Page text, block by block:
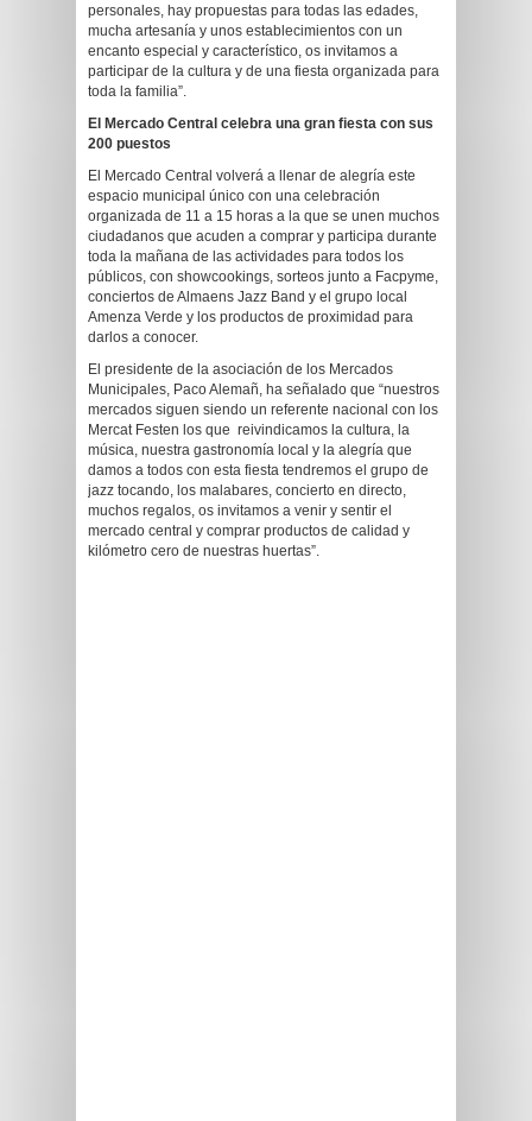
personales, hay propuestas para todas las edades,
mucha artesanía y unos establecimientos con un
encanto especial y característico, os invitamos a
participar de la cultura y de una fiesta organizada para
toda la familia”.
El Mercado Central celebra una gran fiesta con sus
200 puestos
El Mercado Central volverá a llenar de alegría este
espacio municipal único con una celebración
organizada de 11 a 15 horas a la que se unen muchos
ciudadanos que acuden a comprar y participa durante
toda la mañana de las actividades para todos los
públicos, con showcookings, sorteos junto a Facpyme,
conciertos de Almaens Jazz Band y el grupo local
Amenza Verde y los productos de proximidad para
darlos a conocer.
El presidente de la asociación de los Mercados
Municipales, Paco Alemañ, ha señalado que “nuestros
mercados siguen siendo un referente nacional con los
Mercat Festen los que reivindicamos la cultura, la
música, nuestra gastronomía local y la alegría que
damos a todos con esta fiesta tendremos el grupo de
jazz tocando, los malabares, concierto en directo,
muchos regalos, os invitamos a venir y sentir el
mercado central y comprar productos de calidad y
kilómetro cero de nuestras huertas”.